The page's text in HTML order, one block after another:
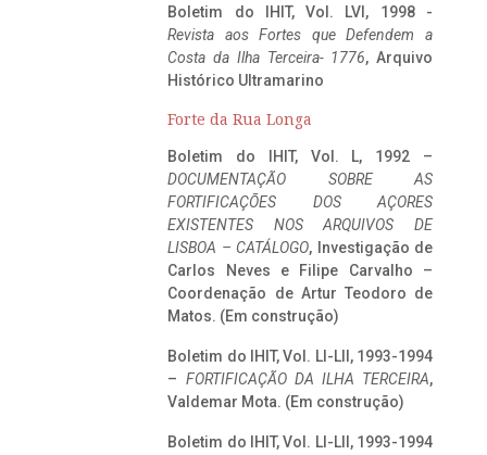
Boletim do IHIT, Vol. LVI, 1998 -
Revista aos Fortes que Defendem a
Costa da Ilha Terceira- 1776, Arquivo
Histórico Ultramarino
Forte da Rua Longa
Boletim do IHIT, Vol. L, 1992 –
DOCUMENTAÇÃO SOBRE AS
FORTIFICAÇÕES DOS AÇORES
EXISTENTES NOS ARQUIVOS DE
LISBOA – CATÁLOGO, Investigação de
Carlos Neves e Filipe Carvalho –
Coordenação de Artur Teodoro de
Matos. (Em construção)
Boletim do IHIT, Vol. LI-LII, 1993-1994
– FORTIFICAÇÃO DA ILHA TERCEIRA,
Valdemar Mota. (Em construção)
Boletim do IHIT, Vol. LI-LII, 1993-1994